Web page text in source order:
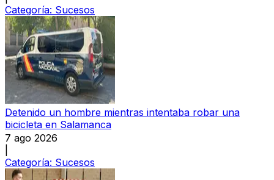
Categoría: Sucesos
Detenido un hombre mientras intentaba robar una
bicicleta en Salamanca
7 ago 2026
Categoría: Sucesos